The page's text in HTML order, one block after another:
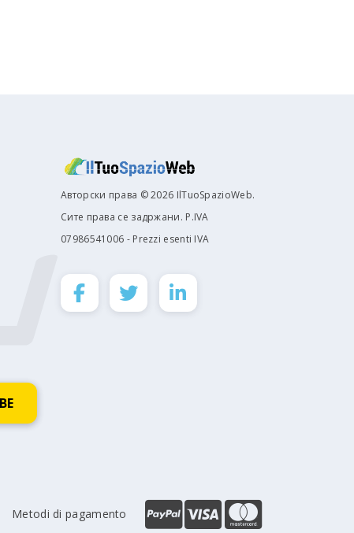
Авторски права © 2026 IlTuoSpazioWeb.
Сите права се задржани. P.IVA
07986541006 - Prezzi esenti IVA
Metodi di pagamento